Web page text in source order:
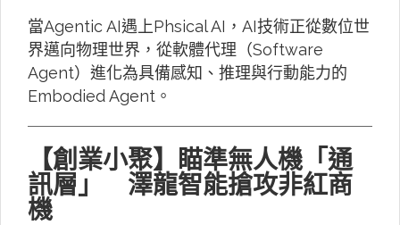
當Agentic AI遇上Phsical AI，AI技術正從數位世
界邁向物理世界，從軟體代理（Software
Agent）進化為具備感知、推理與行動能力的
Embodied Agent。
【創業小聚】瞄準無人機「通
訊層」 澤龍智能搶攻非紅商
機